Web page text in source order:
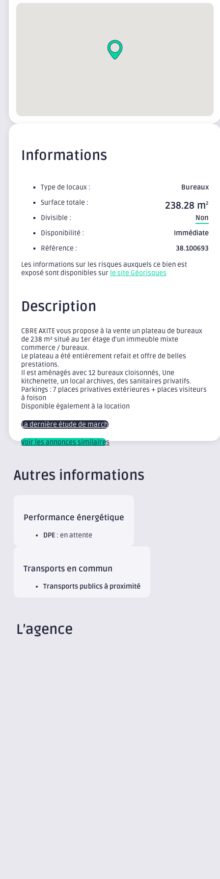
Informations
Type de locaux :
Bureaux
Surface totale :
238.28 m2
Divisible :
Non
Disponibilité :
Immédiate
Référence :
38.100693
Les informations sur les risques auxquels ce bien est
exposé sont disponibles sur le site Géorisques
Description
CBRE AXITE vous propose à la vente un plateau de bureaux
de 238 m² situé au 1er étage d'un immeuble mixte
commerce / bureaux.
Le plateau a été entièrement refait et offre de belles
prestations.
Il est aménagés avec 12 bureaux cloisonnés, Une
kitchenette, un local archives, des sanitaires privatifs.
Parkings : 7 places privatives extérieures + places visiteurs
à foison
Disponible également à la location
La dernière étude de marché
Voir les annonces similaires
Autres informations
Performance énergétique
DPE : en attente
Transports en commun
Transports publics à proximité
L’agence